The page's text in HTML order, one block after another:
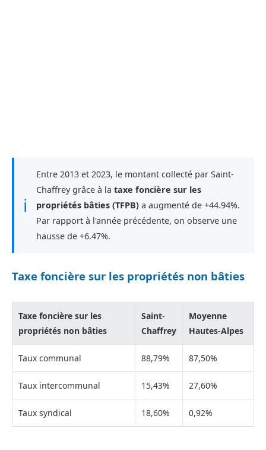
ℹ
Entre 2013 et 2023, le montant collecté par Saint-
Chaffrey grâce à la taxe foncière sur les
propriétés bâties (TFPB) a augmenté de +44.94%.
Par rapport à l'année précédente, on observe une
hausse de +6.47%.
Taxe foncière sur les propriétés non bâties
Taxe foncière sur les
propriétés non bâties
Saint-
Chaffrey
Moyenne
Hautes-Alpes
Taux communal 88,79% 87,50%
Taux intercommunal 15,43% 27,60%
Taux syndical 18,60% 0,92%